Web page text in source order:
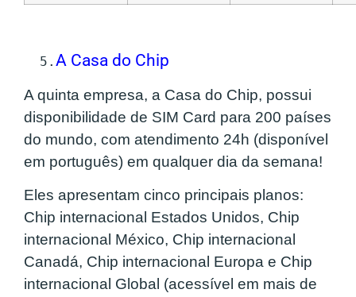
5. A Casa do Chip
A quinta empresa, a Casa do Chip, possui
disponibilidade de SIM Card para 200 países
do mundo, com atendimento 24h (disponível
em português) em qualquer dia da semana!
Eles apresentam cinco principais planos:
Chip internacional Estados Unidos, Chip
internacional México, Chip internacional
Canadá, Chip internacional Europa e Chip
internacional Global (acessível em mais de